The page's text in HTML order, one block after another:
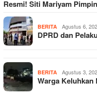
Resmi! Siti Mariyam
BERITA Agustus 6,
DPRD dan
BERITA Agustus 3,
Warga